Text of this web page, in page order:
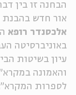
הבחנה זו בין
אור חדש בהבנת
אלכסנדר רופא
באוניברסיטה
עיון בשיטות
והאמונה
לספרות